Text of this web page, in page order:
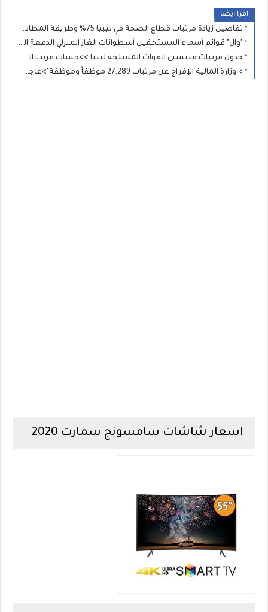
اقرا ايضا
تفاصيل زيادة مرتبات قطاع الصحة في ليبيا 75% وطريقة المطالبة بالفروقات المالية المتبقية عن طريق وزارة الصحة الليبية؟
"وال" قوائم أسماء المستحقين أسطوانات الغاز المنزلي الدفعة الجديدة: الشروط ورابط طباعة الإيصال للمسجلين (2021، 2025، و2026)
جدول مرتبات منتسبي القوات المسلحة ليبيا >>حساب مرتب العسكري بعد الزيادة بناءً على الرتبة وسنوات الخدمة
> وزارة المالية الإفراج عن مرتبات 27,289 موظفاً وموظفة">عاجل | موعد صرف مرتبات شهر يوليو (7) عبر منظومة "راتبك لحظي" >> وزارة المالية الإفراج عن مرتبات 27,289 موظفاً وموظفة
اسعار شاشات سامسونج سمارت 2020